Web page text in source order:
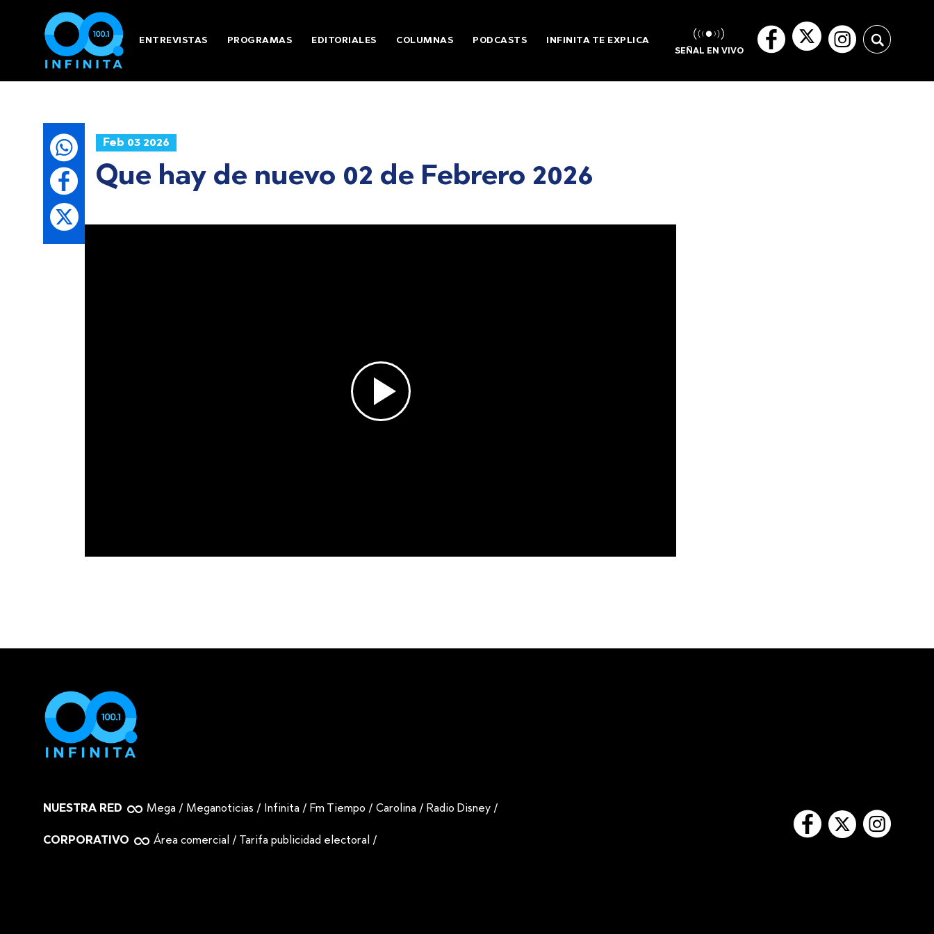
ENTREVISTAS PROGRAMAS EDITORIALES COLUMNAS PODCASTS INFINITA TE EXPLICA
SEÑAL EN VIVO
Feb 03 2026
Que hay de nuevo 02 de Febrero 2026
NUESTRA RED Mega / Meganoticias / Infinita / Fm Tiempo /Carolina / Radio Disney /
CORPORATIVO Área comercial / Tarifa publicidad electoral /